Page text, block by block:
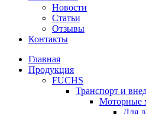
Новости
Статьи
Отзывы
Контакты
Главная
Продукция
FUCHS
Транспорт и
Моторные
Для